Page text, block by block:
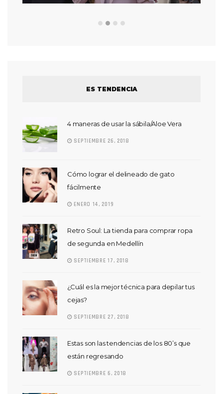
ES TENDENCIA
4 maneras de usar la sábila/Aloe Vera
SEPTIEMBRE 26, 2018
Cómo lograr el delineado de gato
fácilmente
ENERO 14, 2019
Retro Soul: La tienda para comprar ropa
de segunda en Medellín
SEPTIEMBRE 17, 2018
¿Cuál es la mejor técnica para depilar tus
cejas?
SEPTIEMBRE 27, 2018
Estas son las tendencias de los 80’s que
están regresando
SEPTIEMBRE 6, 2018